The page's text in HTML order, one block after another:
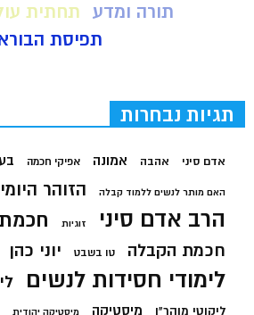
תורה ומדע
תחתית
תפיסת
תגיות נבחרות
אדם סיני אהבה אמונה אפיקי חכמה
האם מותר לנשים ללמוד קבלה הזוהר היומי
הרב אדם סיני זוגיות
חכמת הקבלה טו בשבט יוני כהן
לימודי חסידות לנשים
ליקוטי מוהר"ן מיסטיקה מיסטיקה יהודית